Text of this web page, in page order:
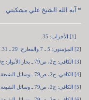
* آية الله الشيخ علي مشكيني
[1] الأحزاب: 35.
[2] المؤمنون: 5 ـ 7 والمعارج: 29 ـ 31.
[3] الكافي: ج2، ص79 ـ بحار الأنوار: ج69، ص393 وج71، ص268.
[4] الكافي: ج2، ص79 ـ وسائل الشيعة: ج11، ص198 ـ بحار الأنوار: ج71، ص269.
[5] الكافي: ج2، ص79 ـ وسائل الشيعة: ج11، ص198 ـ بحار الأنوار: ج71، ص269.